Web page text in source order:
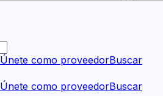
Únete como proveedorBuscar
Únete como proveedorBuscar